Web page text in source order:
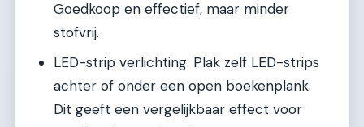
Goedkoop en effectief, maar minder
stofvrij.
LED-strip verlichting: Plak zelf LED-strips
achter of onder een open boekenplank.
Dit geeft een vergelijkbaar effect voor